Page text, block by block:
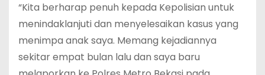
“Kita berharap penuh kepada Kepolisian untuk
menindaklanjuti dan menyelesaikan kasus yang
menimpa anak saya. Memang kejadiannya
sekitar empat bulan lalu dan saya baru